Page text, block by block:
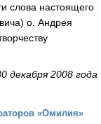
настоящего
о. Андрея
декабря 2008 года
«Омилия»